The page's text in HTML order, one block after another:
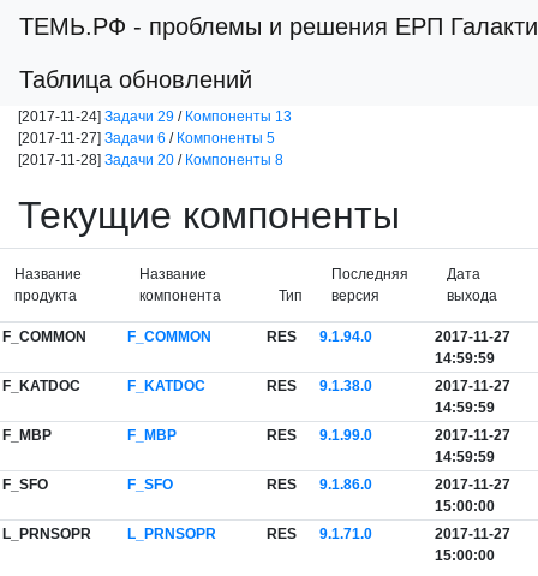
ТЕМЬ.РФ - проблемы и решения ЕРП
Таблица обновлений
[2017-11-24] Задачи 29 / Компоненты 13
[2017-11-27] Задачи 6 / Компоненты 5
[2017-11-28] Задачи 20 / Компоненты 8
Текущие компоненты
Название
продукта
Название
компонента
Тип
Последняя
версия
Дата
выхода
F_COMMON F_COMMON RES 9.1.94.0
2017-11-27
14:59:59
F_KATDOC
F_KATDOC RES 9.1.38.0
2017-11-27
14:59:59
F_MBP
F_MBP RES 9.1.99.0
2017-11-27
14:59:59
F_SFO
F_SFO RES 9.1.86.0
2017-11-27
15:00:00
L_PRNSOPR
L_PRNSOPR RES 9.1.71.0
2017-11-27
15:00:00